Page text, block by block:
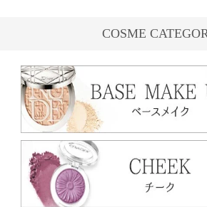
COSME